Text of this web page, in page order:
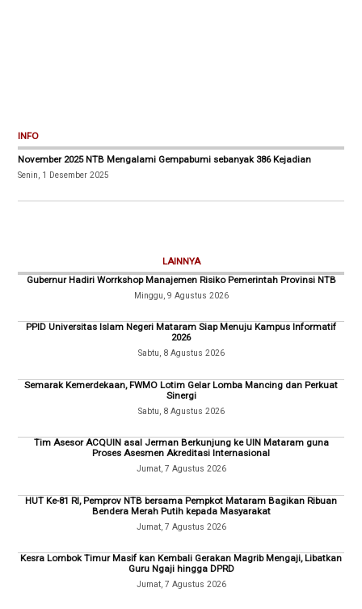
INFO
November 2025 NTB Mengalami Gempabumi sebanyak 386 Kejadian
Senin, 1 Desember 2025
LAINNYA
Gubernur Hadiri Worrkshop Manajemen Risiko Pemerintah Provinsi NTB
Minggu, 9 Agustus 2026
PPID Universitas Islam Negeri Mataram Siap Menuju Kampus Informatif
2026
Sabtu, 8 Agustus 2026
Semarak Kemerdekaan, FWMO Lotim Gelar Lomba Mancing dan Perkuat
Sinergi
Sabtu, 8 Agustus 2026
Tim Asesor ACQUIN asal Jerman Berkunjung ke UIN Mataram guna
Proses Asesmen Akreditasi Internasional
Jumat, 7 Agustus 2026
HUT Ke-81 RI, Pemprov NTB bersama Pempkot Mataram Bagikan Ribuan
Bendera Merah Putih kepada Masyarakat
Jumat, 7 Agustus 2026
Kesra Lombok Timur Masif kan Kembali Gerakan Magrib Mengaji, Libatkan
Guru Ngaji hingga DPRD
Jumat, 7 Agustus 2026